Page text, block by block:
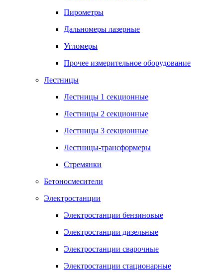
Пирометры
Дальномеры лазерные
Угломеры
Прочее измерительное оборудование
Лестницы
Лестницы 1 секционные
Лестницы 2 секционные
Лестницы 3 секционные
Лестницы-трансформеры
Стремянки
Бетоносмесители
Электростанции
Электростанции бензиновые
Электростанции дизельные
Электростанции сварочные
Электростанции стационарные